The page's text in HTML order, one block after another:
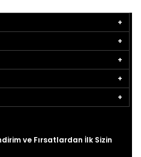
ve Fırsatlardan İlk Sizin